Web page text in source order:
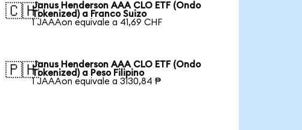
🇨🇭Janus Henderson AAA CLO ETF (Ondo
Tokenized) a Franco Suizo
1 JAAAon equivale a 41,69 CHF
🇵🇭Janus Henderson AAA CLO ETF (Ondo
Tokenized) a Peso Filipino
1 JAAAon equivale a 3130,84 ₱